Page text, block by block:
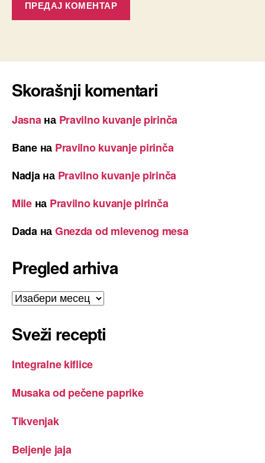
Skorašnji komentari
Jasnaна Pravilno kuvanje pirinča
Baneна Pravilno kuvanje pirinča
Nadjaна Pravilno kuvanje pirinča
Mileна Pravilno kuvanje pirinča
DadaнаGnezda od mlevenog mesa
Pregled arhiva
Pregled
arhiva
Sveži recepti
Integralne kiflice
Musaka od pečene paprike
Tikvenjak
Beljenje jaja